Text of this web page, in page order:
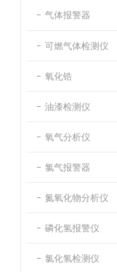
气体报警器
可燃气体检测仪
氧化锆
油漆检测仪
氧气分析仪
氯气报警器
氮氧化物分析仪
磷化氢报警仪
氯化氢检测仪